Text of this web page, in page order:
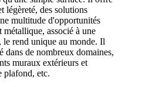
légèreté, des solutions
multitude d'opportunités
métallique, associé à une
rend unique au monde. Il
dans de nombreux domaines,
muraux extérieurs et
plafond, etc.